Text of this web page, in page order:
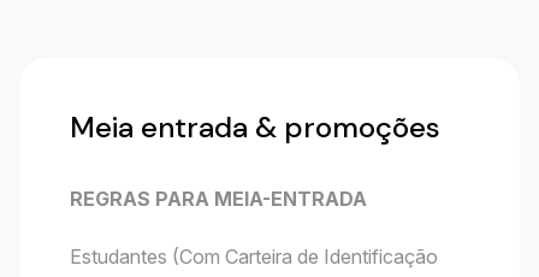
Meia entrada & promoções
REGRAS PARA MEIA-ENTRADA
Estudantes (Com Carteira de Identificação